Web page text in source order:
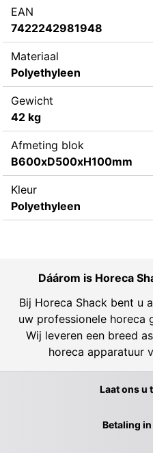
EAN
7422242981948
Materiaal
Polyethyleen
Gewicht
42 kg
Afmeting blok
B600xD500xH100mm
Kleur
Polyethyleen
Dáárom is Horeca
Bij Horeca Shack bent u
uw professionele horeca
Wij leveren een breed
horeca apparatuur
Laat ons u
Betaling